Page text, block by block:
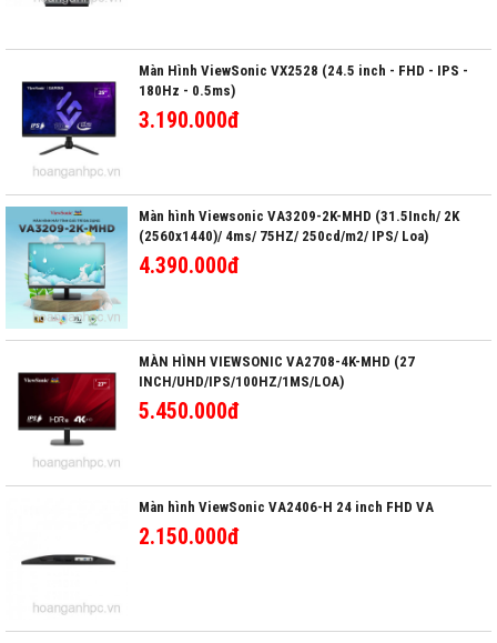
Màn Hình ViewSonic VX2528 (24.5 inch - FHD - IPS -
180Hz - 0.5ms)
3.190.000đ
Màn hình Viewsonic VA3209-2K-MHD (31.5Inch/ 2K
(2560x1440)/ 4ms/ 75HZ/ 250cd/m2/ IPS/ Loa)
4.390.000đ
MÀN HÌNH VIEWSONIC VA2708-4K-MHD (27
INCH/UHD/IPS/100HZ/1MS/LOA)
5.450.000đ
Màn hình ViewSonic VA2406-H 24 inch FHD VA
2.150.000đ